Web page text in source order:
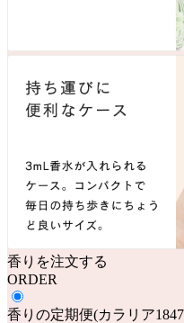
香りを注文する
ORDER
香りの定期便(カラリア1847